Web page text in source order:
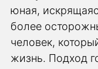
юная,
более
человек,
жизнь. Подход